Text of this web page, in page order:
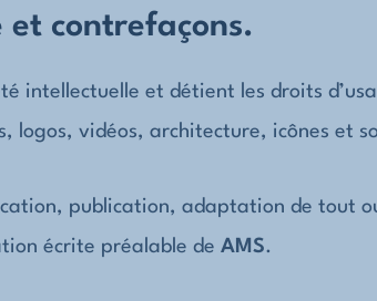
contrefaçons.
intellectuelle et détient les droits
logos, vidéos, architecture, icônes et
publication, adaptation de tout
écrite préalable de AMS.